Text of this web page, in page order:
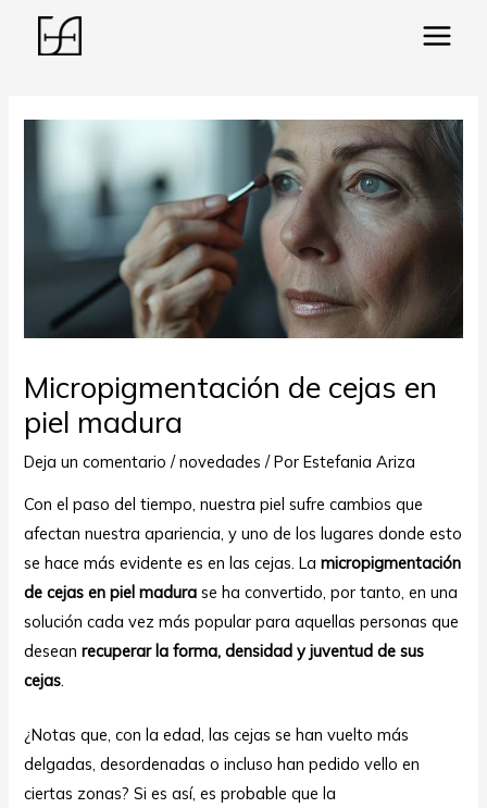
Main
Micropigmentación de cejas en
piel madura
Deja un comentario /novedades / PorEstefania Ariza
Con el paso del tiempo, nuestra piel sufre cambios que
afectan nuestra apariencia, y uno de los lugares donde esto
se hace más evidente es en las cejas. Lamicropigmentación
de cejas en piel madurase ha convertido, por tanto, en una
solución cada vez más popular para aquellas personas que
deseanrecuperar la forma, densidad y juventud de sus
cejas.
¿Notas que, con la edad, las cejas se han vuelto más
delgadas, desordenadas o incluso han pedido vello en
ciertas zonas? Si es así, es probable que la